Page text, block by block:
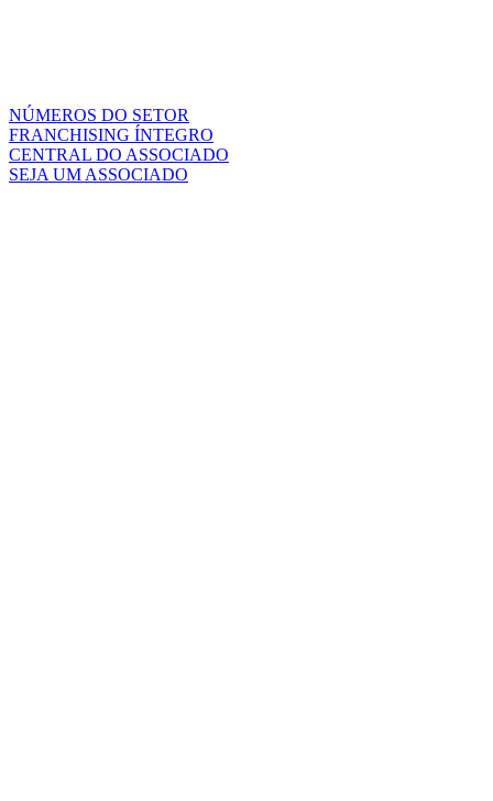
NÚMEROS DO SETOR
FRANCHISING ÍNTEGRO
CENTRAL DO ASSOCIADO
SEJA UM ASSOCIADO